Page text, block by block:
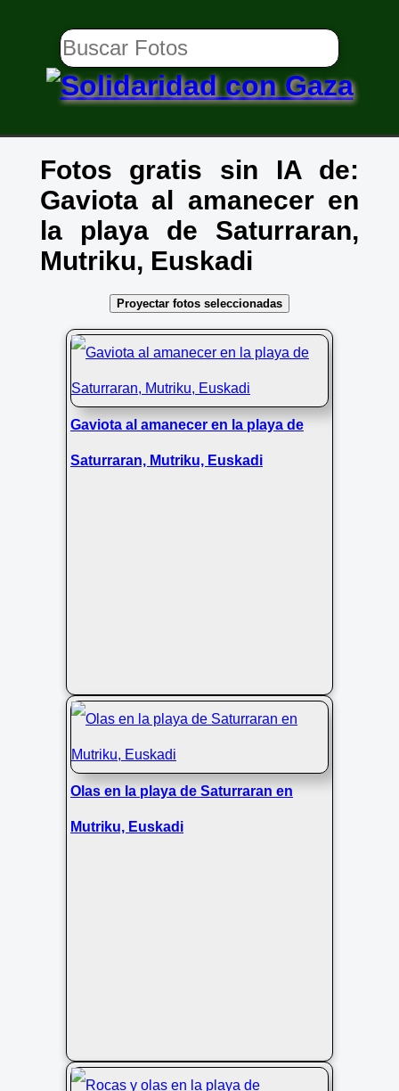
Fotos gratis sin IA de:
Gaviota al amanecer en
la playa de Saturraran,
Mutriku, Euskadi
Proyectar fotos seleccionadas
Gaviota al amanecer en la playa de
Saturraran, Mutriku, Euskadi
Olas en la playa de Saturraran en
Mutriku, Euskadi